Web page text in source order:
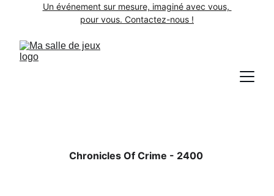
Un événement sur mesure, imaginé avec vous,
pour vous. Contactez-nous !
Chronicles Of Crime - 2400